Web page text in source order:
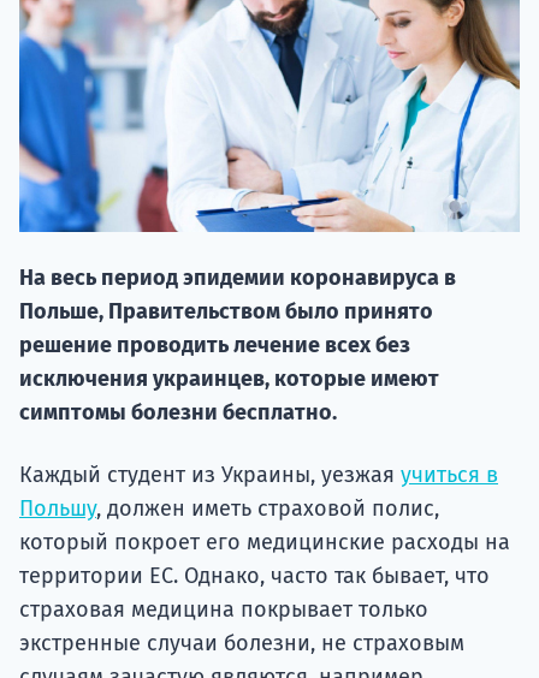
На весь период эпидемии коронавируса в
Польше, Правительством было принято
решение проводить лечение всех без
исключения украинцев, которые имеют
симптомы болезни бесплатно.
Каждый студент из Украины, уезжая учиться в
Польшу, должен иметь страховой полис,
который покроет его медицинские расходы на
территории ЕС. Однако, часто так бывает, что
страховая медицина покрывает только
экстренные случаи болезни, не страховым
20.09